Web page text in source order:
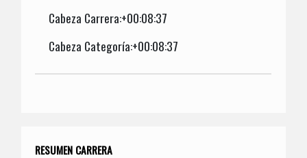
Cabeza Carrera:+00:08:37
Cabeza Categoría:+00:08:37
RESUMEN CARRERA